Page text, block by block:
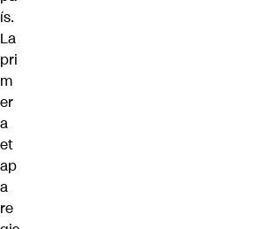
ís.
La
pri
m
er
a
et
ap
a
re